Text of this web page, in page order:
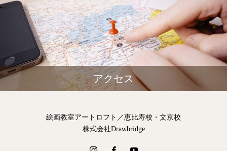
アクセス
絵画教室アートロフト／恵比寿校・文京校
株式会社Drawbridge